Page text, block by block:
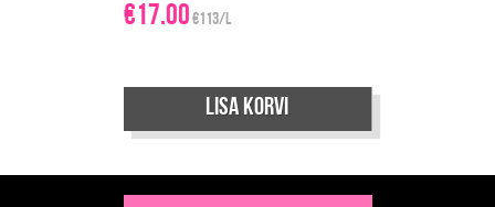
€17.00€113/L
Lisa korvi